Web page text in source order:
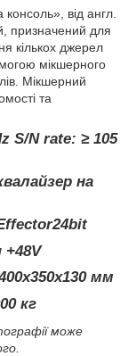
від англ.
призначений для
кількох джерел
мікшерного
Мікшерний
та
S/N rate: ≥ 105
на
мм
кг
може